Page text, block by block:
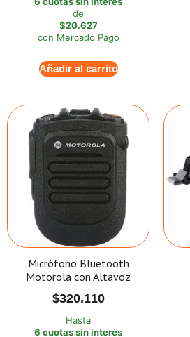
de
$20.627
con Mercado Pago
Añadir al carrito
Micrófono Bluetooth
Motorola con Altavoz
$320.110
Hasta
6 cuotas sin interés